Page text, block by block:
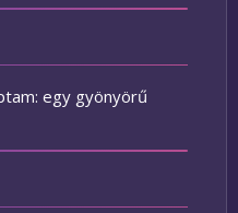
egy gyönyörű